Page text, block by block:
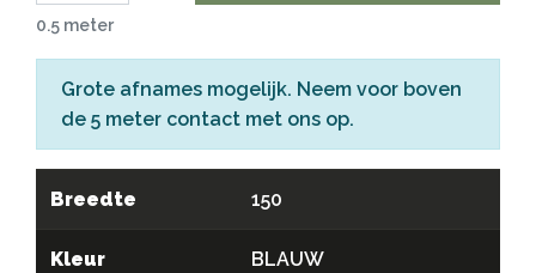
0.5 meter
Grote afnames mogelijk. Neem voor boven
de 5 meter contact met ons op.
Breedte 150
Kleur BLAUW